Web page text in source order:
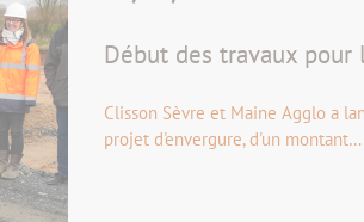
Début des travaux
Clisson Sèvre et Maine Agglo a
projet d'envergure, d'un montant…